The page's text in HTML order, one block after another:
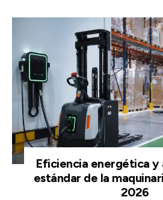
Eficiencia energética y
estándar de la
2026